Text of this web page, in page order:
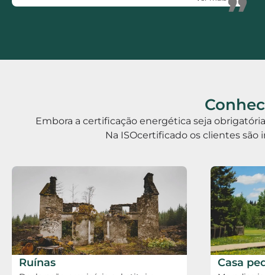
”
Rápidos, Eficientes, polivalentes e Honestos.
Embora a certificação energética seja
Na ISOcertificado os clientes
Ruínas Casa